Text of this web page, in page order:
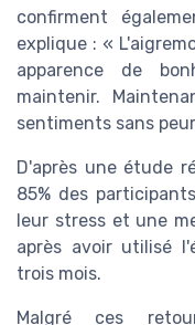
confirment
explique : «
apparence de
maintenir.
sentiments sans
D'après une étude
85% des
leur stress et une
après avoir utilisé
trois mois.
Malgré ces